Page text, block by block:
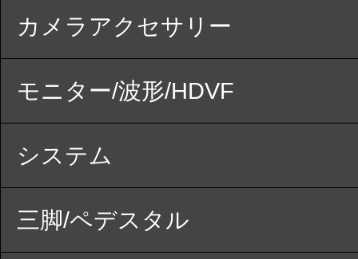
カメラアクセサリー
モニター/波形/HDVF
システム
三脚/ペデスタル